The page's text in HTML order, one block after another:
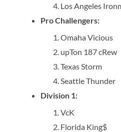
Los Angeles
Pro Challengers:
Omaha Vicious
upTon 187 cRew
Texas Storm
Seattle Thunder
Division 1:
VcK
Florida King$